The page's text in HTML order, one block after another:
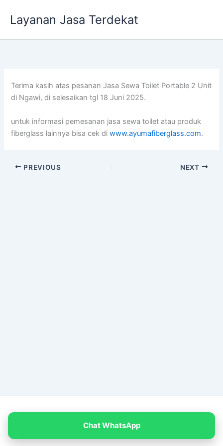
Layanan Jasa Terdekat
Terima kasih atas pesanan Jasa Sewa Toilet Portable 2 Unit
di Ngawi, di selesaikan tgl 18 Juni 2025.
untuk informasi pemesanan jasa sewa toilet atau produk
fiberglass lainnya bisa cek diwww.ayumafiberglass.com.
PREVIOUS NEXT
Chat WhatsApp